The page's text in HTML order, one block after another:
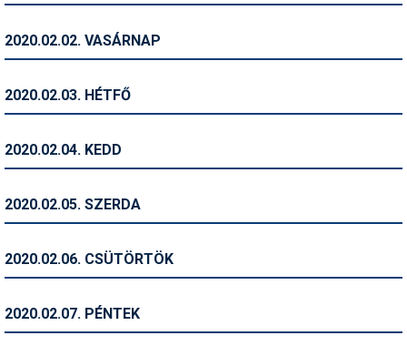
Ingatlan
Kerékpár
Magazinok
2020.02.02. VASÁRNAP
2020.02.03. HÉTFŐ
2020.02.04. KEDD
2020.02.05. SZERDA
2020.02.06. CSÜTÖRTÖK
2020.02.07. PÉNTEK